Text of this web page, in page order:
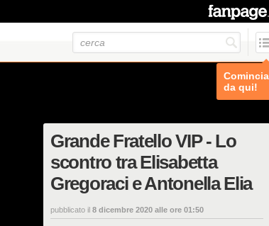
Comincia
da qui!
Grande Fratello VIP - Lo
scontro tra Elisabetta
Gregoraci e Antonella Elia
pubblicato il 8 dicembre 2020 alle ore 01:50